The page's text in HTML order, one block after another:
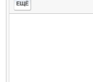
ЕЩЁ